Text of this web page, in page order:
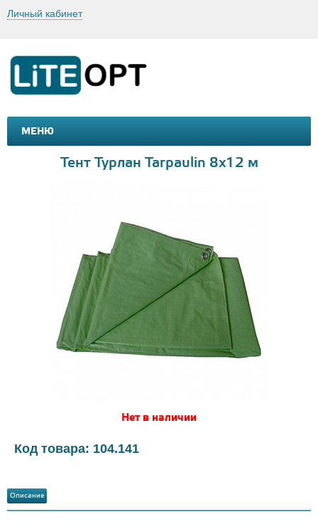
Личный кабинет
МЕНЮ
МАШИНКИ И МОТОЦИКЛЫ
Тент Турлан Tarpaulin 8х12 м
Нет в наличии
Код товара: 104.141
Описание